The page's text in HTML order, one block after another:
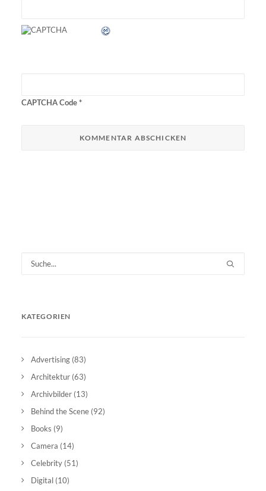
CAPTCHA Code*
KATEGORIEN
Advertising (83)
Architektur (63)
Archivbilder (13)
Behind the Scene (92)
Books (9)
Camera (14)
Celebrity (51)
Digital (10)